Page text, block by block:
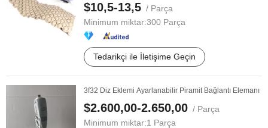
$10,5-13,5 / Parça
Minimum miktar:300 Parça
Tedarikçi ile İletişime Geçin
3f32 Diz Eklemi Ayarlanabilir Piramit Bağlantı Elemanı
$2.600,00-2.650,00 / Parça
Minimum miktar:1 Parça